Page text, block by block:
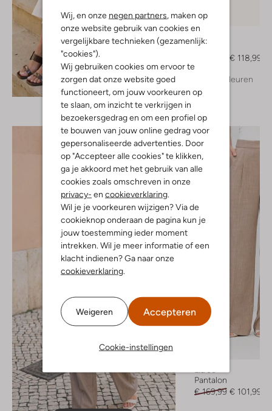
Wij, en onze negen partners, maken op
onze website gebruik van cookies en
vergelijkbare technieken (gezamenlijk:
"cookies").
Wij gebruiken cookies om ervoor te
zorgen dat onze website goed
functioneert, om jouw voorkeuren op
te slaan, om inzicht te verkrijgen in
bezoekersgedrag en om een profiel op
te bouwen van jouw online gedrag voor
gepersonaliseerde advertenties. Door
op "Accepteer alle cookies" te klikken,
ga je akkoord met het gebruik van alle
cookies zoals omschreven in onze
privacy- en cookieverklaring.
Wil je je voorkeuren wijzigen? Via de
cookieknop onderaan de pagina kun je
jouw toestemming ieder moment
intrekken. Wil je meer informatie of een
klacht indienen? Ga naar onze
cookieverklaring.
Weigeren Accepteren
Cookie-instellingen
Ontdek de look
-30%
Bibi Lou
Muiltjes
€ 118,99
+ meer kleuren
Pantalon
€ 169,99 € 101,99